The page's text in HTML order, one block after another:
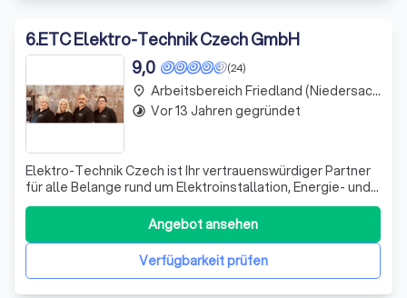
6.ETC Elektro-Technik Czech GmbH
(24)
9,0
Elektro-Technik Czech ist Ihr vertrauenswürdiger Partner
für alle Belange rund um Elektroinstallation, Energie- und
Gebäudetechnik, E-Mobilität und LED-
Beleuchtungskonzepte. Ob Sie ein Bauherr auf der Suche
nach einem kompetenten Elektroinstallationsbetrieb sind,
Ihre Beleuchtung auf LED umrüsten mö
Verfügbarkeit prüfen
Angebot ansehen
place Arbeitsbereich Friedland (Niedersachsen)
timelapse Vor 13 Jahren gegründet